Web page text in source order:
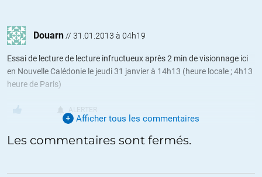
Douarn // 31.01.2013 à 04h19
Essai de lecture de lecture infructueux après 2 min de visionnage ici
en Nouvelle Calédonie le jeudi 31 janvier à 14h13 (heure locale ; 4h13
heure de Paris)
ALERTER
Afficher tous les commentaires
Les commentaires sont fermés.